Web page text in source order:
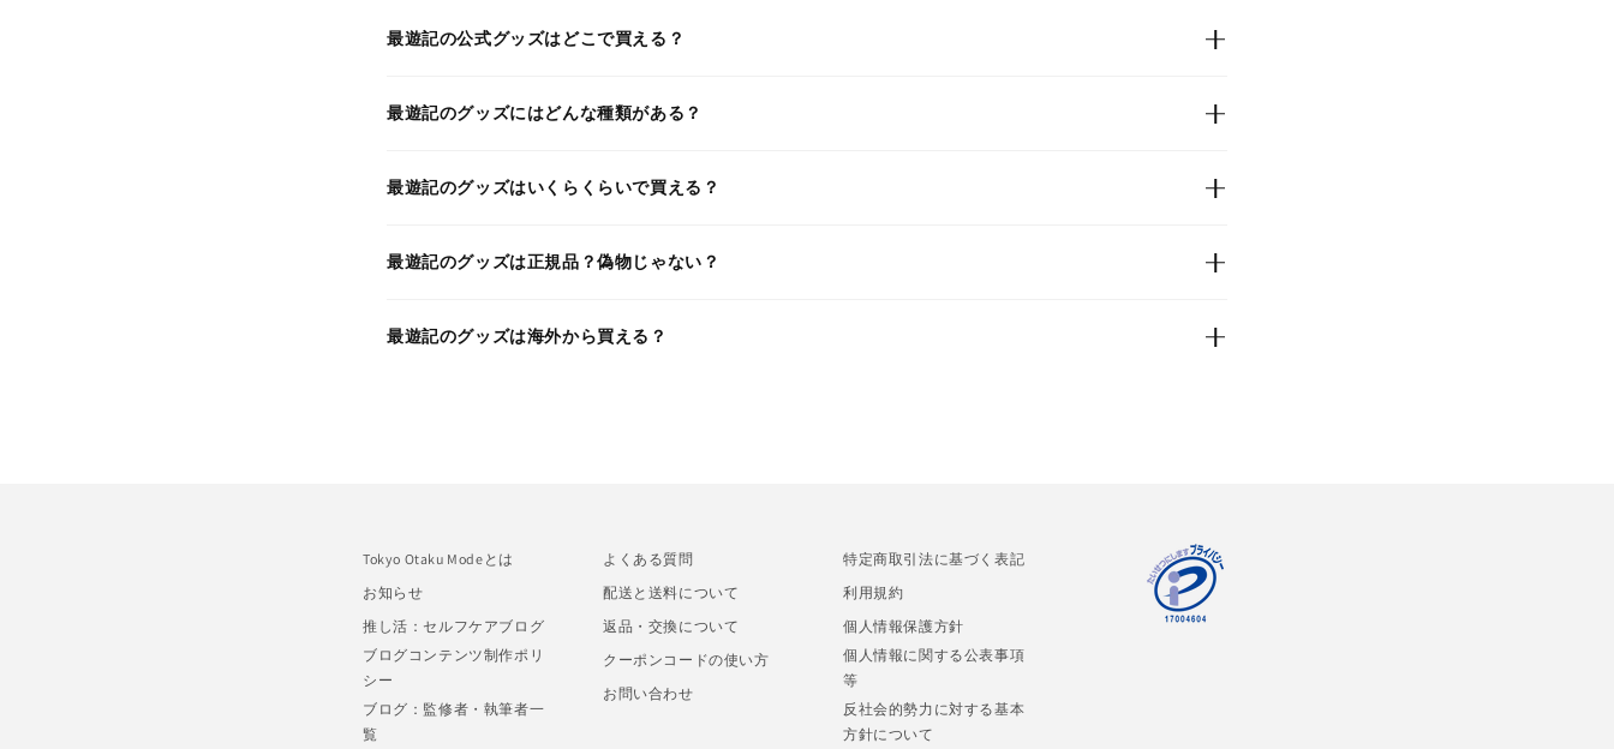
最遊記の公式グッズはどこで買える？
最遊記のグッズにはどんな種類がある？
最遊記のグッズはいくらくらいで買える？
最遊記のグッズは正規品？偽物じゃない？
最遊記のグッズは海外から買える？
Tokyo Otaku Modeとは
お知らせ
推し活：セルフケアブログ
ブログコンテンツ制作ポリ
シー
ブログ：監修者・執筆者一
覧
よくある質問
配送と送料について
返品・交換について
クーポンコードの使い方
お問い合わせ
特定商取引法に基づく表記
利用規約
個人情報保護方針
個人情報に関する公表事項
等
反社会的勢力に対する基本
方針について